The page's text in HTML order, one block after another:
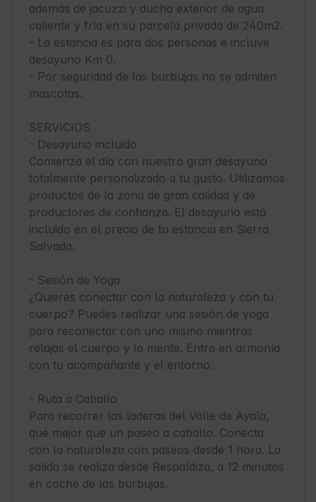
además de jacuzzi y ducha exterior de agua
caliente y fría en su parcela privada de 240m2.
- La estancia es para dos personas e incluye
desayuno Km 0.
- Por seguridad de las burbujas no se admiten
mascotas.
SERVICIOS
- Desayuno incluido
Comienza el día con nuestro gran desayuno
totalmente personalizado a tu gusto. Utilizamos
productos de la zona de gran calidad y de
productores de confianza. El desayuno está
incluido en el precio de tu estancia en Sierra
Salvada.
- Sesión de Yoga
¿Quieres conectar con la naturaleza y con tu
cuerpo? Puedes realizar una sesión de yoga
para reconectar con uno mismo mientras
relajas el cuerpo y la mente. Entra en armonía
con tu acompañante y el entorno.
- Ruta a Caballo
Para recorrer las laderas del Valle de Ayala,
qué mejor que un paseo a caballo. Conecta
con la naturaleza con paseos desde 1 hora. La
salida se realiza desde Respaldiza, a 12 minutos
en coche de las burbujas.